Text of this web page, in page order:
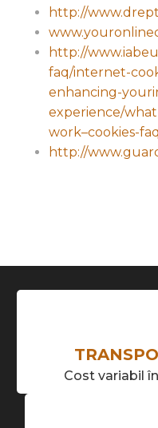
http://
http://
faq/internet-
enhancing-
experience/
work–cookies-
http://
Cost variabil